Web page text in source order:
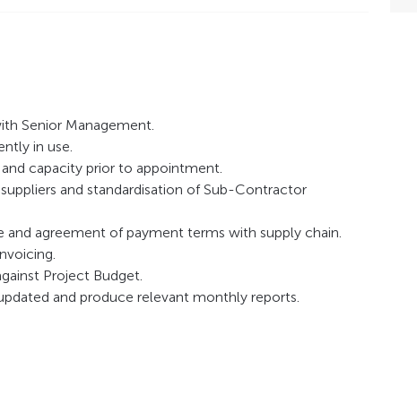
Senior Management.
in use.
capacity prior to appointment.
and standardisation of Sub-Contractor
and agreement of payment terms with supply chain.
Project Budget.
and produce relevant monthly reports.